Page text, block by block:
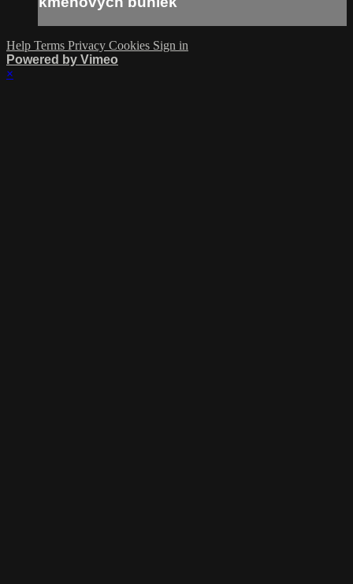
Help Terms Privacy Cookies Sign in
Powered by Vimeo
×